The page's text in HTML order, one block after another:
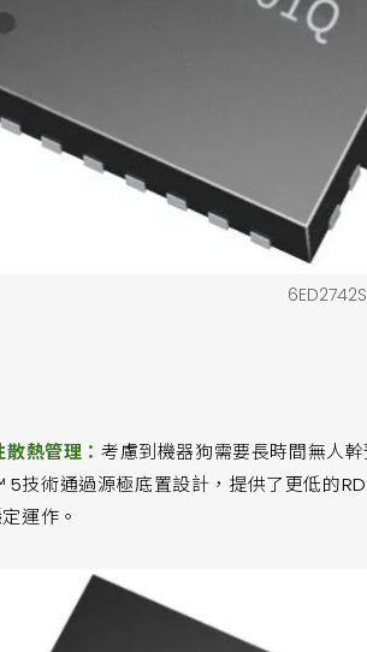
熱管理：考慮到機器狗需要長時間無人
技術通過源極底置設計，提供了更低的
運作。